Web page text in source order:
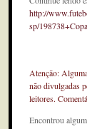
http://
sp/
Atenção:
não divulgadas
leitores.
Encontrou